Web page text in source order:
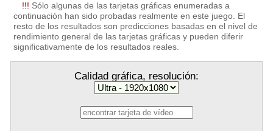
!!! Sólo algunas de las tarjetas gráficas enumeradas a
continuación han sido probadas realmente en este juego. El
resto de los resultados son predicciones basadas en el nivel de
rendimiento general de las tarjetas gráficas y pueden diferir
significativamente de los resultados reales.
Calidad gráfica, resolución: